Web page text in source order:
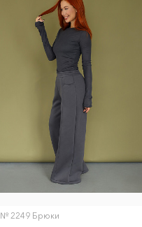
№ 2249 Брюки